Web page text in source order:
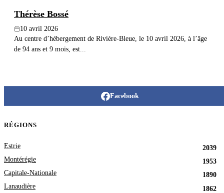
Thérèse Bossé
10 avril 2026
Au centre d’hébergement de Rivière-Bleue, le 10 avril 2026, à l’âge
de 94 ans et 9 mois, est...
Facebook
RÉGIONS
Estrie
2039
Montérégie
1953
Capitale-Nationale
1890
Lanaudière
1862